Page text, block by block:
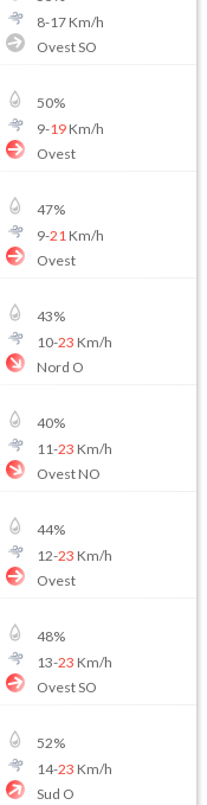
8-17Km/h
Ovest SO
50%
9-19Km/h
Ovest
47%
9-21 Km/h
Ovest
43%
10-23 Km/h
Nord O
40%
11-23 Km/h
Ovest NO
44%
12-23 Km/h
Ovest
48%
13-23 Km/h
Ovest SO
52%
14-23 Km/h
Sud O